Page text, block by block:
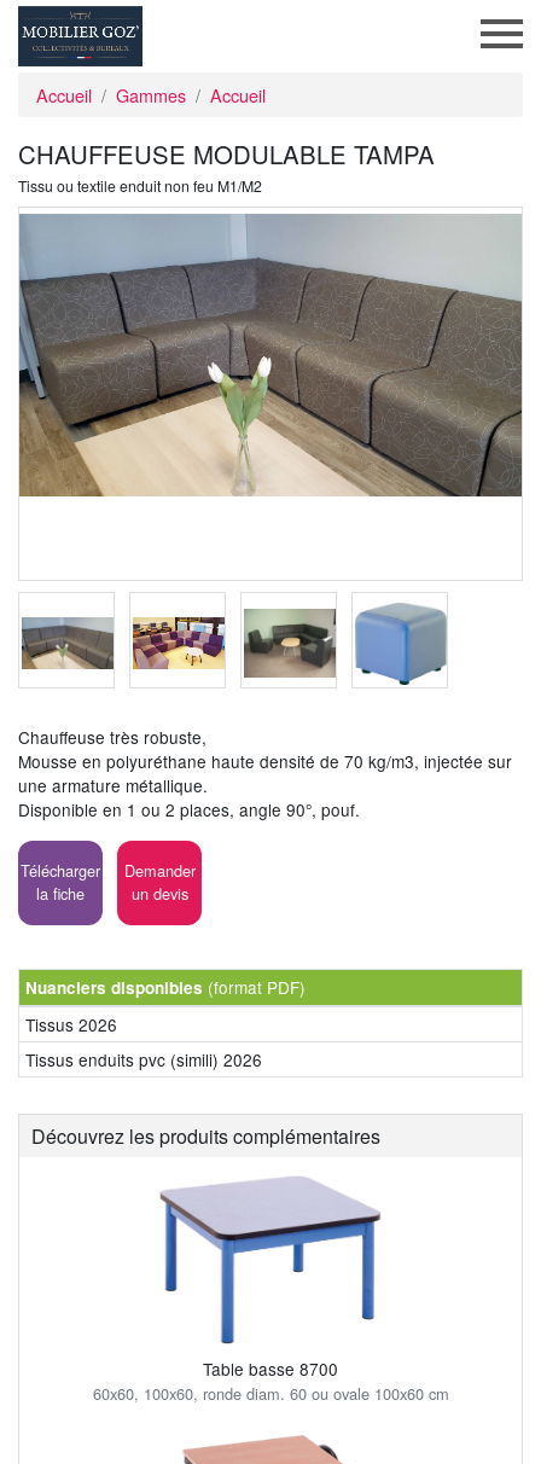
Accueil Gammes Accueil
CHAUFFEUSE MODULABLE TAMPA
Tissu ou textile enduit non feu M1/M2
Chauffeuse très robuste,
Mousse en polyuréthane haute densité de 70 kg/m3, injectée sur
une armature métallique.
Disponible en 1 ou 2 places, angle 90°, pouf.
Télécharger
la fiche
Demander
un devis
Nuanciers disponibles (format PDF)
Tissus 2026
Tissus enduits pvc (simili) 2026
Découvrez les produits complémentaires
Table basse 8700
60x60, 100x60, ronde diam. 60 ou ovale 100x60 cm